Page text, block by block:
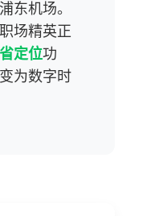
东机场。
场精英正
定位功
为数字时